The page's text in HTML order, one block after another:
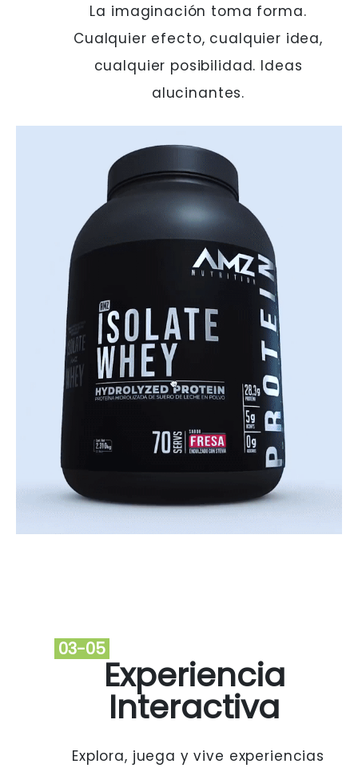
La imaginación toma forma.
Cualquier efecto, cualquier idea,
cualquier posibilidad. Ideas
alucinantes.
03-05
Experiencia
Interactiva
Explora, juega y vive experiencias